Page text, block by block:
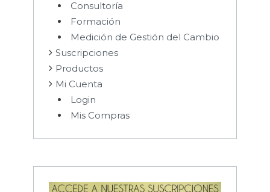
Consultoría
Formación
Medición de Gestión del Cambio
Suscripciones
Productos
Mi Cuenta
Login
Mis Compras